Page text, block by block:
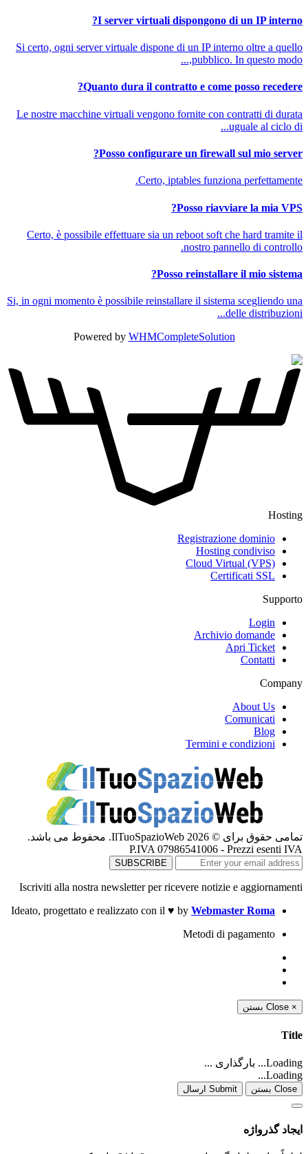
I server virtuali dispongono di un IP interno?
Si certo, ogni server virtuale dispone di un IP interno oltre a quello
pubblico. In questo modo,...
Quanto dura il contratto e come posso recedere?
Le nostre macchine virtuali vengono fornite con contratti di durata
uguale al ciclo di...
Posso configurare un firewall sul mio server?
Certo, iptables funziona perfettamente.
Posso riavviare la mia VPS?
Certo, è possibile effettuare sia un reboot soft che hard tramite il
nostro pannello di controllo.
Posso reinstallare il mio sistema?
Si, in ogni momento è possibile reinstallare il sistema scegliendo una
delle distribuzioni...
Powered by WHMCompleteSolution
Hosting
Registrazione dominio
Hosting condiviso
Cloud Virtual (VPS)
Certificati SSL
Supporto
Login
Archivio domande
Apri Ticket
Contatti
Company
About Us
Comunicati
Blog
Termini e condizioni
تمامی حقوق برای © 2026 IlTuoSpazioWeb. محفوط می باشد.
P.IVA 07986541006 - Prezzi esenti IVA
Iscriviti alla nostra newsletter per ricevere notizie e aggiornamenti
Ideato, progettato e realizzato con il ♥ by Webmaster Roma
Metodi di pagamento
×
Close بستن
Title
Loading... بارگذاری ...
Loading...
Close بستن Submit ارسال
ایجاد گذرواژه